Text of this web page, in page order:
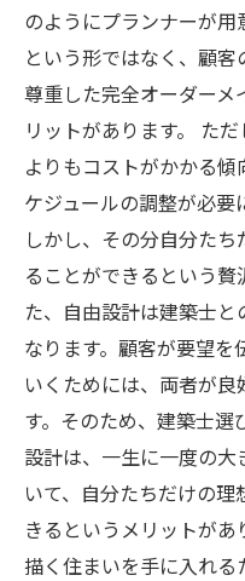
のようにプランナーが
という形ではなく、顧
尊重した完全オーダーメ
リットがあります。 た
よりもコストがかかる
ケジュールの調整が必要
しかし、その分自分た
ることができるという
た、自由設計は建築士
なります。顧客が要望を
いくためには、両者が
す。そのため、建築士選
設計は、一生に一度の
いて、自分たちだけの
きるというメリットが
描く住まいを手に入れ